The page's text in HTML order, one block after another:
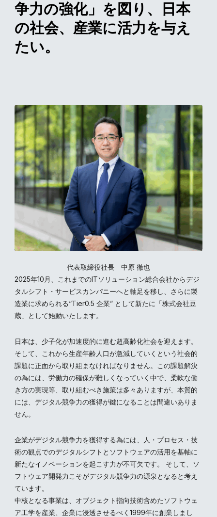
争力の強化」を図り、日本
の社会、産業に活力を与え
たい。
代表取締役社長 中原 徹也
2025年10月、これまでのITソリューション総合会社からデジ
タルシフト・サービスカンパニーへと軸足を移し、さらに製
造業に求められる“Tier0.5 企業” として新たに「株式会社豆
蔵」として始動いたします。
日本は、少子化が加速度的に進む超高齢化社会を迎えます。
そして、これから生産年齢人口が急減していくという社会的
課題に正面から取り組まなければなりません。この課題解決
の為には、労働力の確保が難しくなっていく中で、柔軟な働
き方の実現等、取り組むべき施策は多々ありますが、本質的
には、デジタル競争力の獲得が鍵になることは間違いありま
せん。
企業がデジタル競争力を獲得する為には、人・プロセス・技
術の観点でのデジタルシフトとソフトウェアの活用を基軸に
新たなイノベーションを起こす力が不可欠です。 そして、ソ
フトウェア開発力こそがデジタル競争力の源泉となると考え
ています。
中核となる事業は、オブジェクト指向技術含めたソフトウェ
ア工学を産業、企業に浸透させるべく1999年に創業しまし